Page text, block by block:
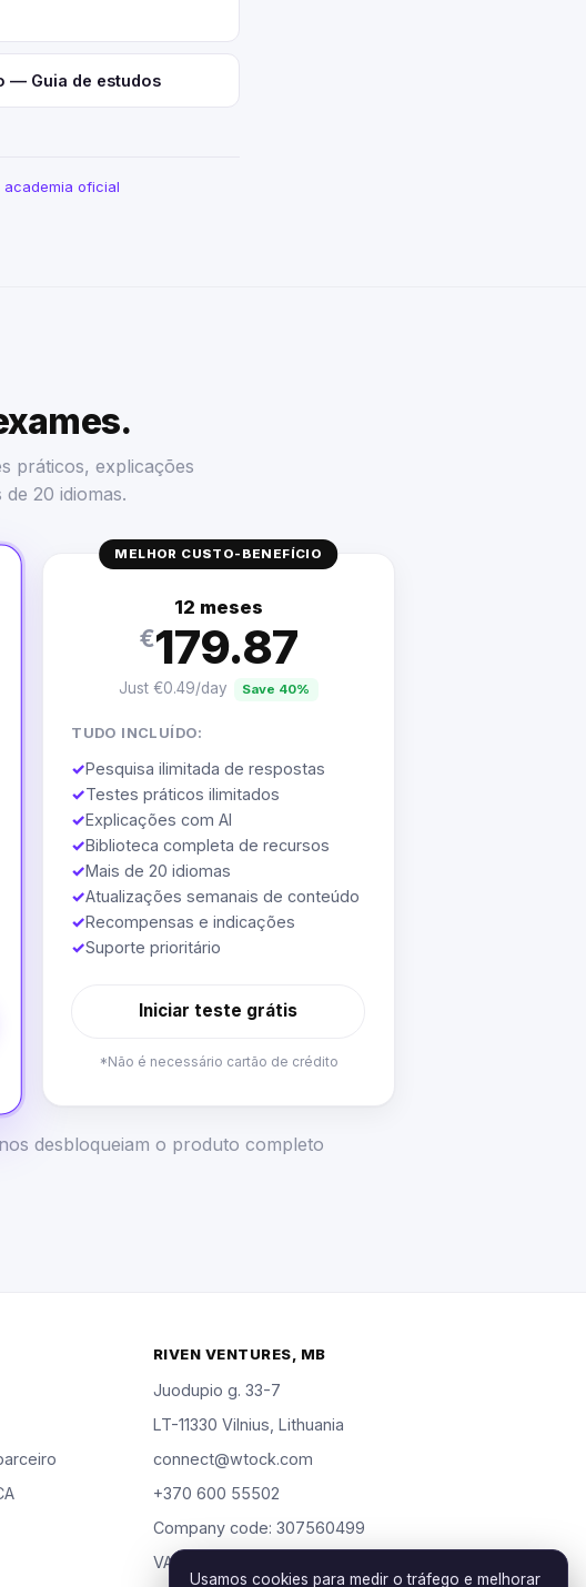
— Guia de estudos
academia oficial
práticos, explicações
20 idiomas.
MELHOR CUSTO-BENEFÍCIO
12 meses
€179.87
Just €0.49/day Save 40%
TUDO INCLUÍDO:
✓Pesquisa ilimitada de respostas
✓Testes práticos ilimitados
✓Explicações com AI
✓Biblioteca completa de recursos
✓Mais de 20 idiomas
✓Atualizações semanais de conteúdo
✓Recompensas e indicações
✓Suporte prioritário
Iniciar teste grátis
*Não é necessário cartão de crédito
desbloqueiam o produto completo
RIVEN VENTURES, MB
Juodupio g. 33-7
LT-11330 Vilnius, Lithuania
connect@wtock.com
+370 600 55502
Company code: 307560499
VAT: LT100019904318
Usamos cookies para medir o tráfego e melhorar